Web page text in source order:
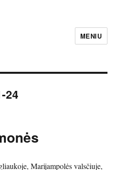
MENIU
24
Marijampolės valsčiuje,